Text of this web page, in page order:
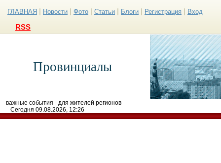
ГЛАВНАЯ Новости Фото Статьи Блоги Регистрация Вход
RSS
Провинциалы
важные события - для жителей регионов
Сегодня 09.08.2026, 12:26